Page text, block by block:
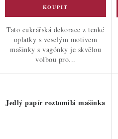
Tato cukrářská dekorace z tenké
oplatky s veselým motivem
mašinky s vagónky je skvělou
volbou pro...
Jedlý papír roztomilá mašinka